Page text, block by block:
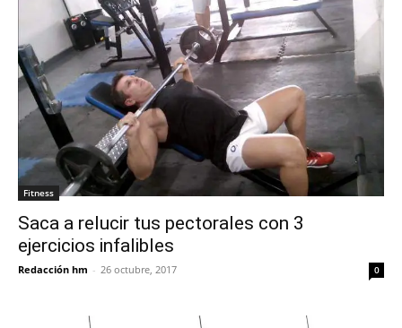
Fitness
Saca a relucir tus pectorales con 3
ejercicios infalibles
Redacción hm - 26 octubre, 2017 0